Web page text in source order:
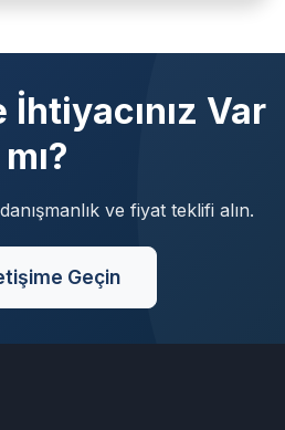
Var
mı?
ve fiyat teklifi alın.
Geçin